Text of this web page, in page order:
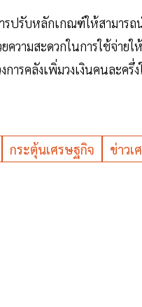
ปรับหลักเกณฑ์ให้สามารถ
วามสะดวกในการใช้จ่าย
รคลังเพิ่มวงเงินคนละครึ่
กระตุ้นเศรษฐกิจ ข่าวเ